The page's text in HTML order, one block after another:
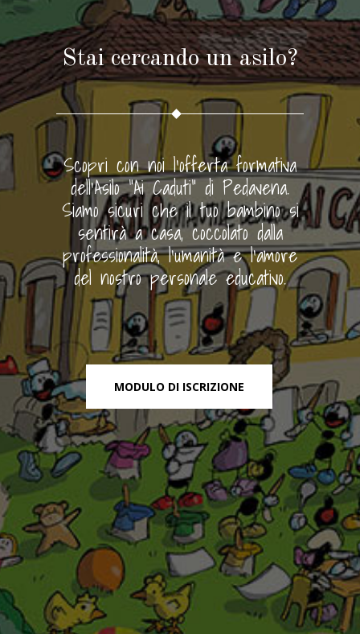
Stai cercando un asilo?
Scopri con noi l'offerta formativa
dell'Asilo "Ai Caduti" di Pedavena.
Siamo sicuri che il tuo bambino si
sentirà a casa, coccolato dalla
professionalità, l'umanità e l'amore
del nostro personale educativo.
MODULO DI ISCRIZIONE